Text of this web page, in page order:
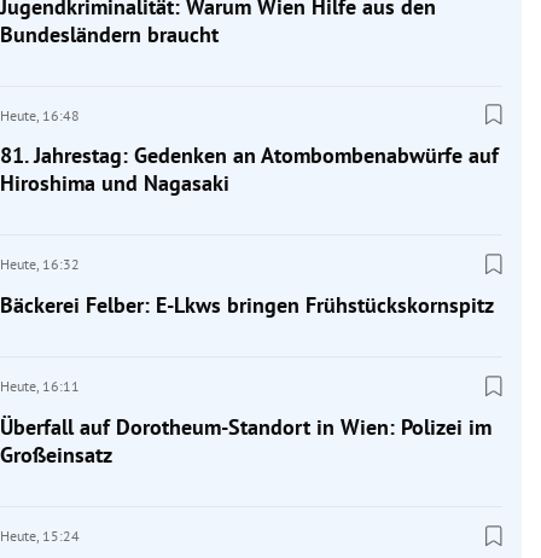
Jugendkriminalität: Warum Wien Hilfe aus den
Bundesländern braucht
Heute, 16:48
81. Jahrestag: Gedenken an Atombombenabwürfe auf
Hiroshima und Nagasaki
Heute, 16:32
Bäckerei Felber: E-Lkws bringen Frühstückskornspitz
Heute, 16:11
Überfall auf Dorotheum-Standort in Wien: Polizei im
Großeinsatz
Heute, 15:24